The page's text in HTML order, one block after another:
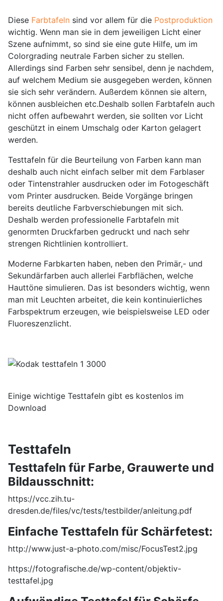
Diese Farbtafeln sind vor allem für die Postproduktion
wichtig. Wenn man sie in dem jeweiligen Licht einer
Szene aufnimmt, so sind sie eine gute Hilfe, um im
Colorgrading neutrale Farben sicher zu stellen.
Allerdings sind Farben sehr sensibel, denn je nachdem,
auf welchem Medium sie ausgegeben werden, können
sie sich sehr verändern. Außerdem können sie altern,
können ausbleichen etc.Deshalb sollen Farbtafeln auch
nicht offen aufbewahrt werden, sie sollten vor Licht
geschützt in einem Umschalg oder Karton gelagert
werden.
Testtafeln für die Beurteilung von Farben kann man
deshalb auch nicht einfach selber mit dem Farblaser
oder Tintenstrahler ausdrucken oder im Fotogeschäft
vom Printer ausdrucken. Beide Vorgänge bringen
bereits deutliche Farbverschiebungen mit sich.
Deshalb werden professionelle Farbtafeln mit
genormten Druckfarben gedruckt und nach sehr
strengen Richtlinien kontrolliert.
Moderne Farbkarten haben, neben den Primär,- und
Sekundärfarben auch allerlei Farbflächen, welche
Hauttöne simulieren. Das ist besonders wichtig, wenn
man mit Leuchten arbeitet, die kein kontinuierliches
Farbspektrum erzeugen, wie beispielsweise LED oder
Fluoreszenzlicht.
Einige wichtige Testtafeln gibt es kostenlos im
Download
Testtafeln
Testtafeln für Farbe, Grauwerte und
Bildausschnitt:
https://vcc.zih.tu-
dresden.de/files/vc/tests/testbilder/anleitung.pdf
Einfache Testtafeln für Schärfetest:
http://www.just-a-photo.com/misc/FocusTest2.jpg
https://fotografische.de/wp-content/objektiv-
testtafel.jpg